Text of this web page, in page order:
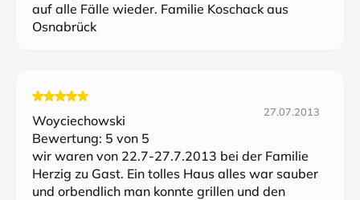
auf alle Fälle wieder. Familie Koschack aus
Osnabrück
Woyciechowski
27.07.2013
Bewertung: 5 von 5
wir waren von 22.7-27.7.2013 bei der Familie
Herzig zu Gast. Ein tolles Haus alles war sauber
und orbendlich man konnte grillen und den